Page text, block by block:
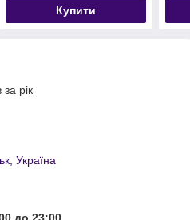
Купити
рік
Україна